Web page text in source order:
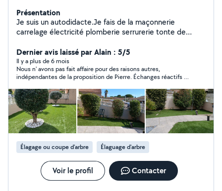
Présentation
Je suis un autodidacte.Je fais de la maçonnerie
carrelage électricité plomberie serrurerie tonte de
haies avec transport des déchets. Nettoyage terrasse
piscine murs allées salon de jardin tout ce qui nécessite
un décapage débouchage canalisation avec nettoyeur
haute pression de 180 bars de marque KARCHER
équipé lance et rotobuse. Installation clôture brise vue
canisse ou autres.Montage cabane et création abri ou
appentis de jardin.Création dressing pose étagères etc
etc. Ponçage volets portes avant remise en peinture.
Montage et installation meubles de cuisine. Fabrication
volets portes rampe pour handicapé etc etc.Démolition
construction cloison isolation. Entretien réparation vélo
mobylette. Je possède une remorque de 800kg ptac je
peux faire des transports de matériaux meubles
déchets verts etc etc également dans d' autres
Dernier avis laissé par Alain : 5/5
Il y a plus de 6 mois
Nous n' avons pas fait affaire pour des raisons autres,
indépendantes de la proposition de Pierre. Échanges réactifs et
Élagage ou coupe d'arbre Élaguage d'arbre
Voir le profil Contacter